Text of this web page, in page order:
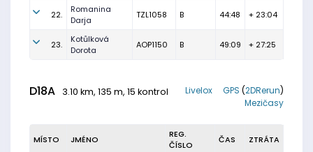
22.
Romanina
Darja
TZL1058 B 44:48 + 23:04
23.
Kotůlková
Dorota
AOP1150 B 49:09 + 27:25
D18A 3.10 km, 135 m, 15 kontrol GPS (2DRerun)
Livelox
Mezičasy
MÍSTO JMÉNO
REG.
ČÍSLO
ČAS ZTRÁTA